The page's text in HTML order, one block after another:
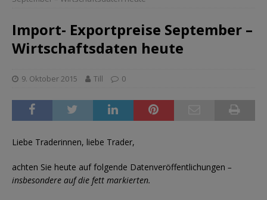
Import- Exportpreise September –
Wirtschaftsdaten heute
9. Oktober 2015 Till 0
Liebe Traderinnen, liebe Trader,
achten Sie heute auf folgende Datenveröffentlichungen –
insbesondere auf die fett markierten.